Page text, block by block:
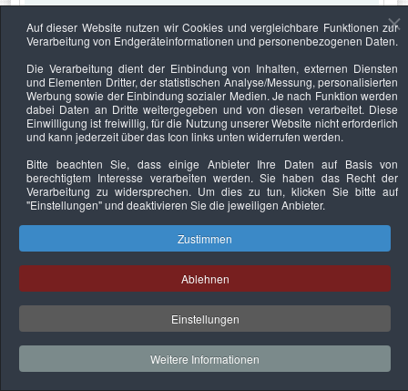
Keine Termine
Datenschutzerklärung Urheberrechtsnachweise Nachhaltigkeit
Copyright © 2026. Bundesverband Deutscher
Sachverständiger und Fachgutachter e.V..
Auf dieser Website nutzen wir Cookies und vergleichbare Funktionen zur
Verarbeitung von Endgeräteinformationen und personenbezogenen Daten.
Die Verarbeitung dient der Einbindung von Inhalten, externen Diensten
und Elementen Dritter, der statistischen Analyse/Messung, personalisierten
Werbung sowie der Einbindung sozialer Medien. Je nach Funktion werden
dabei Daten an Dritte weitergegeben und von diesen verarbeitet. Diese
Einwilligung ist freiwillig, für die Nutzung unserer Website nicht erforderlich
und kann jederzeit über das Icon links unten widerrufen werden.
Bitte beachten Sie, dass einige Anbieter Ihre Daten auf Basis von
berechtigtem Interesse verarbeiten werden. Sie haben das Recht der
Verarbeitung zu widersprechen. Um dies zu tun, klicken Sie bitte auf
"Einstellungen"und deaktivieren Sie die jeweiligen Anbieter.
Zustimmen
Ablehnen
Einstellungen
Weitere Informationen